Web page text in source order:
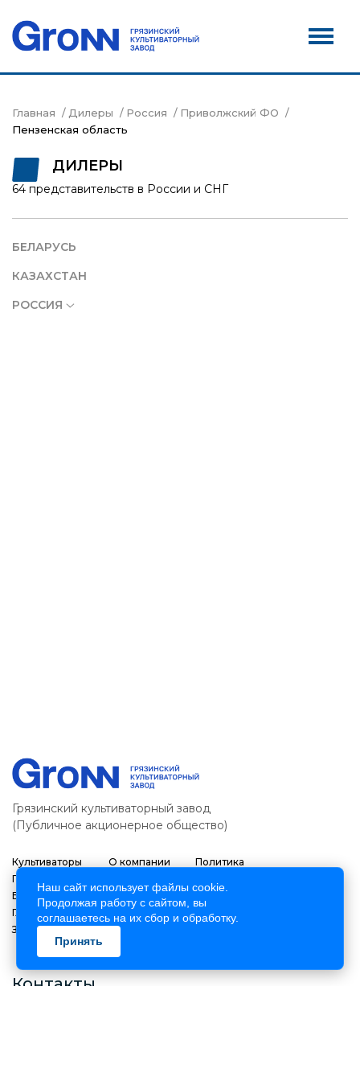
Дилеры
Контакты
Акции
Главная Дилеры Россия
Приволжский ФО
Пензенская область
ДИЛЕРЫ
64 представительств в России и СНГ
БЕЛАРУСЬ
КАЗАХСТАН
РОССИЯ
Грязинский культиваторный завод
(Публичное акционерное общество)
Культиваторы
Плуги
Бороны
Глубокорыхлители
Запасные части
О компании
Контактная
информация
Наша группа в
Политика
персональных данных
Контакты
Наш сайт использует файлы cookie.
Продолжая работу с сайтом, вы
соглашаетесь на их сбор и обработку.
Принять